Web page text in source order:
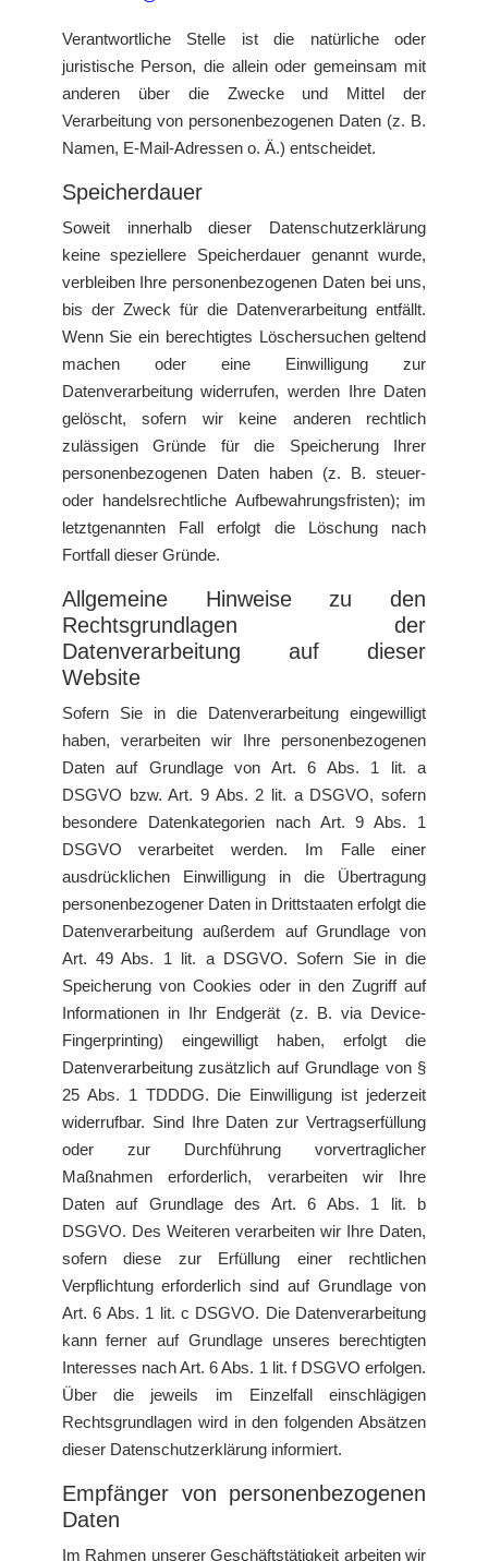
Verantwortliche Stelle ist die natürliche oder
juristische Person, die allein oder gemeinsam mit
anderen über die Zwecke und Mittel der
Verarbeitung von personenbezogenen Daten (z. B.
Namen, E-Mail-Adressen o. Ä.) entscheidet.
Speicherdauer
Soweit innerhalb dieser Datenschutzerklärung
keine speziellere Speicherdauer genannt wurde,
verbleiben Ihre personenbezogenen Daten bei uns,
bis der Zweck für die Datenverarbeitung entfällt.
Wenn Sie ein berechtigtes Löschersuchen geltend
machen oder eine Einwilligung zur
Datenverarbeitung widerrufen, werden Ihre Daten
gelöscht, sofern wir keine anderen rechtlich
zulässigen Gründe für die Speicherung Ihrer
personenbezogenen Daten haben (z. B. steuer-
oder handelsrechtliche Aufbewahrungsfristen); im
letztgenannten Fall erfolgt die Löschung nach
Fortfall dieser Gründe.
Allgemeine Hinweise zu den
Rechtsgrundlagen der
Datenverarbeitung auf dieser
Website
Sofern Sie in die Datenverarbeitung eingewilligt
haben, verarbeiten wir Ihre personenbezogenen
Daten auf Grundlage von Art. 6 Abs. 1 lit. a
DSGVO bzw. Art. 9 Abs. 2 lit. a DSGVO, sofern
besondere Datenkategorien nach Art. 9 Abs. 1
DSGVO verarbeitet werden. Im Falle einer
ausdrücklichen Einwilligung in die Übertragung
personenbezogener Daten in Drittstaaten erfolgt die
Datenverarbeitung außerdem auf Grundlage von
Art. 49 Abs. 1 lit. a DSGVO. Sofern Sie in die
Speicherung von Cookies oder in den Zugriff auf
Informationen in Ihr Endgerät (z. B. via Device-
Fingerprinting) eingewilligt haben, erfolgt die
Datenverarbeitung zusätzlich auf Grundlage von §
25 Abs. 1 TDDDG. Die Einwilligung ist jederzeit
widerrufbar. Sind Ihre Daten zur Vertragserfüllung
oder zur Durchführung vorvertraglicher
Maßnahmen erforderlich, verarbeiten wir Ihre
Daten auf Grundlage des Art. 6 Abs. 1 lit. b
DSGVO. Des Weiteren verarbeiten wir Ihre Daten,
sofern diese zur Erfüllung einer rechtlichen
Verpflichtung erforderlich sind auf Grundlage von
Art. 6 Abs. 1 lit. c DSGVO. Die Datenverarbeitung
kann ferner auf Grundlage unseres berechtigten
Interesses nach Art. 6 Abs. 1 lit. f DSGVO erfolgen.
Über die jeweils im Einzelfall einschlägigen
Rechtsgrundlagen wird in den folgenden Absätzen
dieser Datenschutzerklärung informiert.
Empfänger von personenbezogenen
Daten
Im Rahmen unserer Geschäftstätigkeit arbeiten wir